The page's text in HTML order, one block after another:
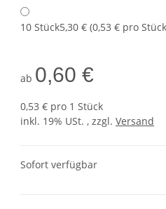
10 Stück5,30 € (0,53 € pro
ab 0,60 €
0,53 € pro 1 Stück
inkl. 19% USt. , zzgl. Versand
Sofort verfügbar